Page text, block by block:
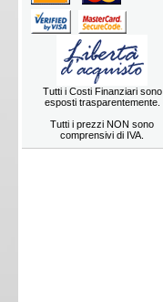
Tutti i Costi Finanziari sono
esposti trasparentemente.
Tutti i prezzi NON sono
comprensivi di IVA.